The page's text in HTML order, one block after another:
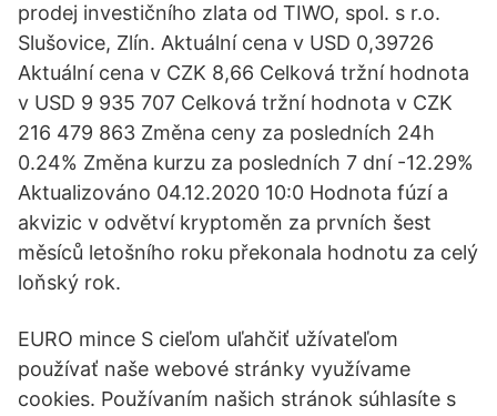
prodej investičního zlata od TIWO, spol. s r.o.
Slušovice, Zlín. Aktuální cena v USD 0,39726
Aktuální cena v CZK 8,66 Celková tržní hodnota
v USD 9 935 707 Celková tržní hodnota v CZK
216 479 863 Změna ceny za posledních 24h
0.24% Změna kurzu za posledních 7 dní -12.29%
Aktualizováno 04.12.2020 10:0 Hodnota fúzí a
akvizic v odvětví kryptoměn za prvních šest
měsíců letošního roku překonala hodnotu za celý
loňský rok.
EURO mince S cieľom uľahčiť užívateľom
používať naše webové stránky využívame
cookies. Používaním našich stránok súhlasíte s